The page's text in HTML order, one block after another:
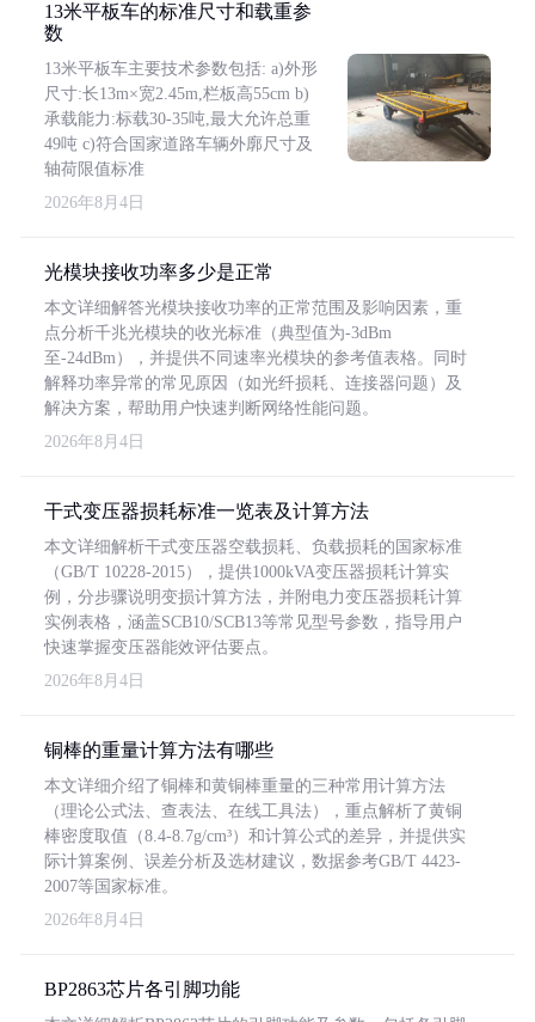
13米平板车的标准尺寸和载重参
数
13米平板车主要技术参数包括: a)外形
尺寸:长13m×宽2.45m,栏板高55cm b)
承载能力:标载30-35吨,最大允许总重
49吨 c)符合国家道路车辆外廓尺寸及
轴荷限值标准
2026年8月4日
光模块接收功率多少是正常
本文详细解答光模块接收功率的正常范围及影响因素，重
点分析千兆光模块的收光标准（典型值为-3dBm
至-24dBm），并提供不同速率光模块的参考值表格。同时
解释功率异常的常见原因（如光纤损耗、连接器问题）及
解决方案，帮助用户快速判断网络性能问题。
2026年8月4日
干式变压器损耗标准一览表及计算方法
本文详细解析干式变压器空载损耗、负载损耗的国家标准
（GB/T 10228-2015），提供1000kVA变压器损耗计算实
例，分步骤说明变损计算方法，并附电力变压器损耗计算
实例表格，涵盖SCB10/SCB13等常见型号参数，指导用户
快速掌握变压器能效评估要点。
2026年8月4日
铜棒的重量计算方法有哪些
本文详细介绍了铜棒和黄铜棒重量的三种常用计算方法
（理论公式法、查表法、在线工具法），重点解析了黄铜
棒密度取值（8.4-8.7g/cm³）和计算公式的差异，并提供实
际计算案例、误差分析及选材建议，数据参考GB/T 4423-
2007等国家标准。
2026年8月4日
BP2863芯片各引脚功能